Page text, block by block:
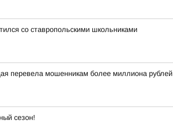
со ставропольскими школьниками
перевела мошенникам более миллиона рублей
сезон!